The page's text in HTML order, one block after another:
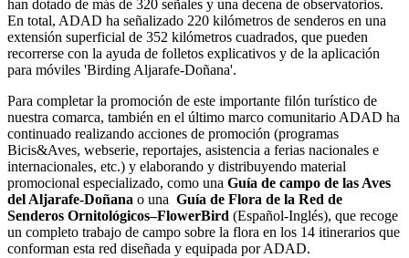
han dotado de más de 320 señales y una decena de observatorios.
En total, ADAD ha señalizado 220 kilómetros de senderos en una
extensión superficial de 352 kilómetros cuadrados, que pueden
recorrerse con la ayuda de folletos explicativos y de la aplicación
para móviles 'Birding Aljarafe-Doñana'.
Para completar la promoción de este importante filón turístico de
nuestra comarca, también en el último marco comunitario ADAD ha
continuado realizando acciones de promoción (programas
Bicis&Aves, webserie, reportajes, asistencia a ferias nacionales e
internacionales, etc.) y elaborando y distribuyendo material
promocional especializado, como una Guía de campo de las Aves
del Aljarafe-Doñana o una Guía de Flora de la Red de
Senderos Ornitológicos–FlowerBird (Español-Inglés), que recoge
un completo trabajo de campo sobre la flora en los 14 itinerarios que
conforman esta red diseñada y equipada por ADAD.